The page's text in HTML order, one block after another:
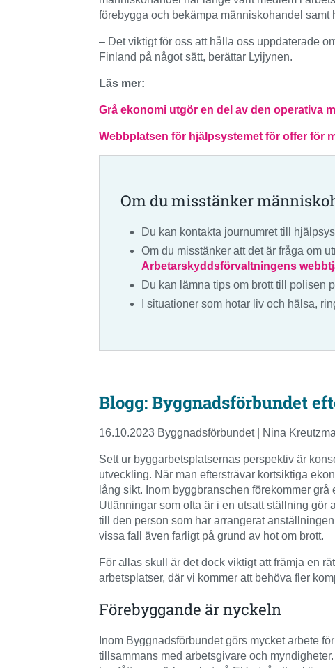
förebygga och bekämpa människohandel samt
– Det viktigt för oss att hålla oss uppdaterade
Finland på något sätt, berättar Lyijynen.
Läs mer:
Grå ekonomi utgör en del av den operativa
Webbplatsen för hjälpsystemet för offer för
Om du misstänker
Du kan kontakta journumret till
Om du misstänker att det är fråga om
Arbetarskyddsförvaltningens
Du kan lämna tips om brott till polisen
I situationer som hotar liv och hälsa,
Blogg: Byggnadsförbundet
16.10.2023 Byggnadsförbundet | Nina
Sett ur byggarbetsplatsernas perspektiv är
utveckling. När man eftersträvar kortsiktiga
lång sikt. Inom byggbranschen förekommer
Utlänningar som ofta är i en utsatt ställning gör
till den person som har arrangerat
vissa fall även farligt på grund av hot om brott.
För allas skull är det dock viktigt att främja en
arbetsplatser, där vi kommer att behöva fler
Förebyggande är nyckeln
Inom Byggnadsförbundet görs mycket arbete
tillsammans med arbetsgivare och